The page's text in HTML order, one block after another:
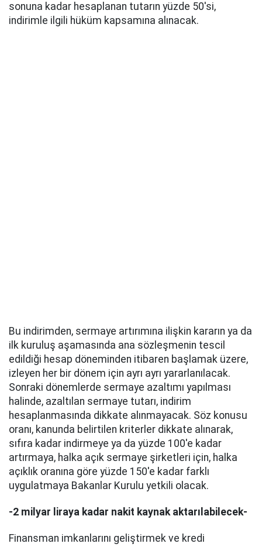
sonuna kadar hesaplanan tutarın yüzde 50'si,
indirimle ilgili hüküm kapsamına alınacak.
Bu indirimden, sermaye artırımına ilişkin kararın ya da
ilk kuruluş aşamasında ana sözleşmenin tescil
edildiği hesap döneminden itibaren başlamak üzere,
izleyen her bir dönem için ayrı ayrı yararlanılacak.
Sonraki dönemlerde sermaye azaltımı yapılması
halinde, azaltılan sermaye tutarı, indirim
hesaplanmasında dikkate alınmayacak. Söz konusu
oranı, kanunda belirtilen kriterler dikkate alınarak,
sıfıra kadar indirmeye ya da yüzde 100'e kadar
artırmaya, halka açık sermaye şirketleri için, halka
açıklık oranına göre yüzde 150'e kadar farklı
uygulatmaya Bakanlar Kurulu yetkili olacak.
-2 milyar liraya kadar nakit kaynak aktarılabilecek-
Finansman imkanlarını geliştirmek ve kredi